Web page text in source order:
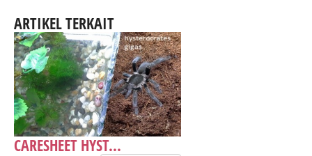
ARTIKEL TERKAIT
CARESHEET HYST...